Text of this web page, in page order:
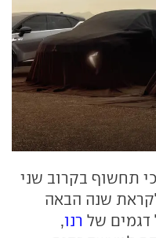
תחשוף בקרוב שני
שנה הבאה
דגמים של רנו,